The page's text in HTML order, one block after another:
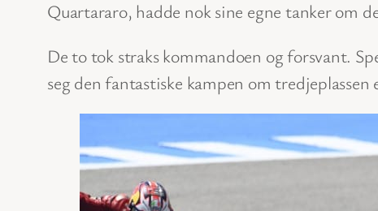
Quartararo, hadde nok sine egne tanker om
De to tok straks kommandoen og forsvant.
seg den fantastiske kampen om tredjeplassen